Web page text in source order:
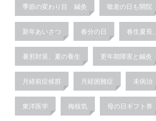
季節の変わり目 鍼灸 敬老の日も開院
新年あいさつ 春分の日 春生夏長
暑邪対策、夏の養生 更年期障害と鍼灸
月経前症候群 月経困難症 未病治
東洋医学 梅核気 母の日ギフト券